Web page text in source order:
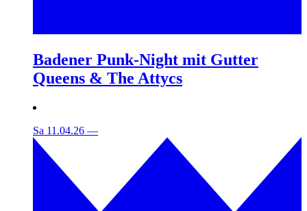
Badener Punk-Night mit Gutter
Queens & The Attycs
Sa 11.04.26 —